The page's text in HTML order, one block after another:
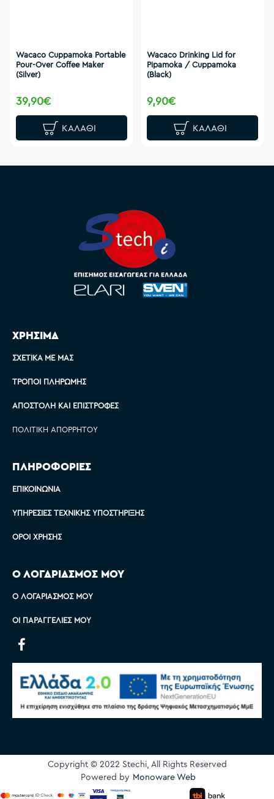
Wacaco Cuppamoka Portable
Pour-Over Coffee Maker
(Silver)
39,90€
ΚΑΛΆΘΙ
Wacaco Drinking Lid for
Pipamoka / Cuppamoka
(Black)
9,90€
ΚΑΛΆΘΙ
ΧΡΗΣΙΜΑ
ΣΧΕΤΙΚΆ ΜΕ ΜΑΣ
ΤΡΌΠΟΙ ΠΛΗΡΩΜΉΣ
ΑΠΟΣΤΟΛΉ ΚΑΙ ΕΠΙΣΤΡΟΦΈΣ
ΠΟΛΙΤΙΚΉ ΑΠΟΡΡΉΤΟΥ
ΠΛΗΡΟΦΟΡΙΕΣ
ΕΠΙΚΟΙΝΩΝΊΑ
ΥΠΗΡΕΣΊΕΣ ΤΕΧΝΙΚΉΣ ΥΠΟΣΤΉΡΙΞΗΣ
ΌΡΟΙ ΧΡΉΣΗΣ
Ο ΛΟΓΑΡΙΑΣΜΟΣ ΜΟΥ
Ο ΛΟΓΑΡΙΑΣΜΌΣ ΜΟΥ
ΟΙ ΠΑΡΑΓΓΕΛΊΕΣ ΜΟΥ
Copyright © 2022 Stechi, All Rights Reserved
Powered by Monoware Web